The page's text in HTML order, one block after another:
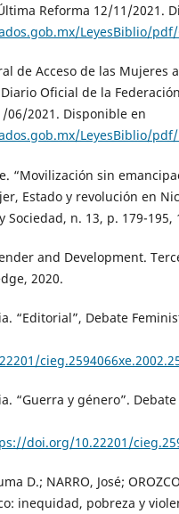
Reforma 12/11/2021.
LeyesBiblio/pdf/
de Acceso de las Mujeres
Oficial de la
06/2021. Disponible en
LeyesBiblio/pdf/
“Movilización sin
Estado y revolución en
Sociedad, n. 13, p. 179-195,
and Development.
2020.
“Editorial”, Debate
“Guerra y género”.
doi.org/10.22201/
D.; NARRO, José;
inequidad, pobreza y